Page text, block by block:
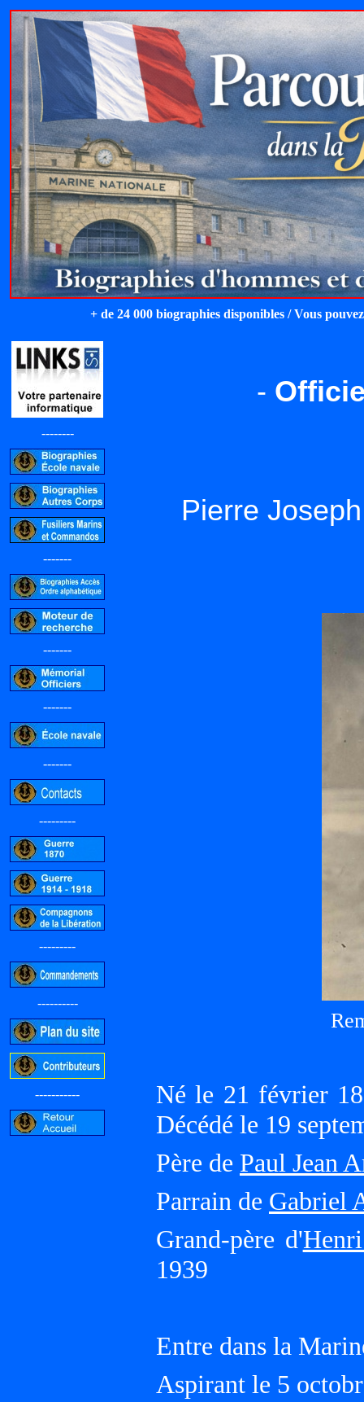
+ de 24 000 biographies disponibles / Vous
--------
-------
-------
-------
-------
---------
---------
----------
-----------
-
Pierre
Né le 21 février
Décédé le 19
Père de Paul Jean
Parrain de Gabriel
Grand-père d'
1939
Entre dans la
Aspirant le 5